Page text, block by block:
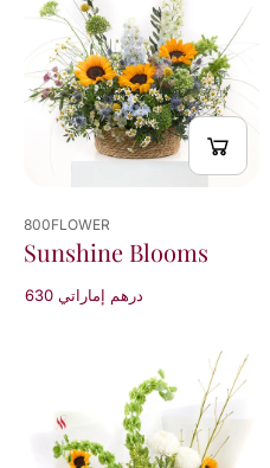
800FLOWER
Sunshine Blooms
630 درهم إماراتي